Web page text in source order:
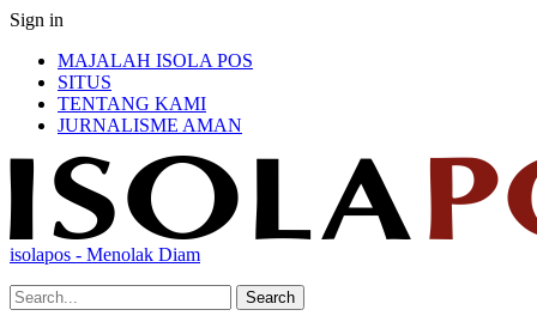
Sign in
MAJALAH ISOLA POS
SITUS
TENTANG KAMI
JURNALISME AMAN
isolapos - Menolak Diam